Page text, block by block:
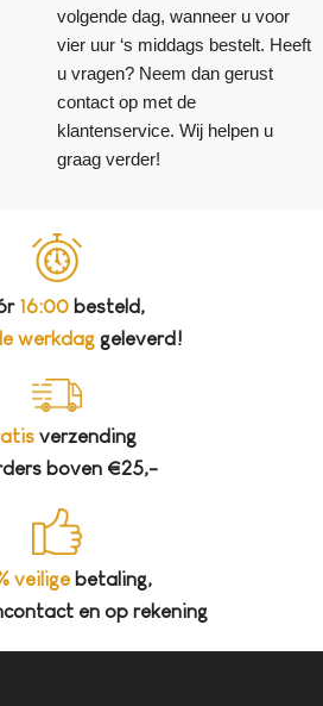
volgende dag, wanneer u voor
vier uur ‘s middags bestelt. Heeft
u vragen? Neem dan gerust
contact op met de
klantenservice. Wij helpen u
graag verder!
16:00besteld,
werkdaggeleverd!
verzending
boven €25,-
veiligebetaling,
en op rekening